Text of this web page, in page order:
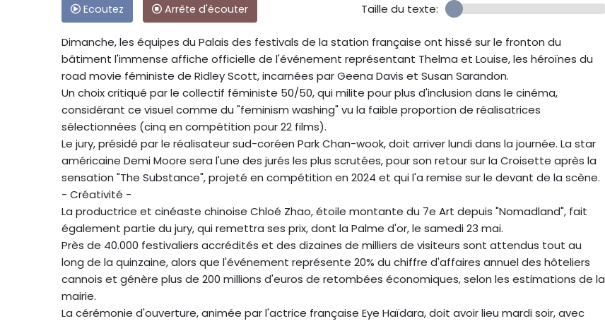
Ecoutez Arrête d'écouter Taille du texte:
Dimanche, les équipes du Palais des festivals de la station française ont hissé sur le fronton du
bâtiment l'immense affiche officielle de l'événement représentant Thelma et Louise, les héroïnes du
road movie féministe de Ridley Scott, incarnées par Geena Davis et Susan Sarandon.
Un choix critiqué par le collectif féministe 50/50, qui milite pour plus d'inclusion dans le cinéma,
considérant ce visuel comme du "feminism washing" vu la faible proportion de réalisatrices
sélectionnées (cinq en compétition pour 22 films).
Le jury, présidé par le réalisateur sud-coréen Park Chan-wook, doit arriver lundi dans la journée. La star
américaine Demi Moore sera l'une des jurés les plus scrutées, pour son retour sur la Croisette après la
sensation "The Substance", projeté en compétition en 2024 et qui l'a remise sur le devant de la scène.
- Créativité -
La productrice et cinéaste chinoise Chloé Zhao, étoile montante du 7e Art depuis "Nomadland", fait
également partie du jury, qui remettra ses prix, dont la Palme d'or, le samedi 23 mai.
Près de 40.000 festivaliers accrédités et des dizaines de milliers de visiteurs sont attendus tout au
long de la quinzaine, alors que l'événement représente 20% du chiffre d'affaires annuel des hôteliers
cannois et génère plus de 200 millions d'euros de retombées économiques, selon les estimations de la
mairie.
La cérémonie d'ouverture, animée par l'actrice française Eye Haïdara, doit avoir lieu mardi soir, avec